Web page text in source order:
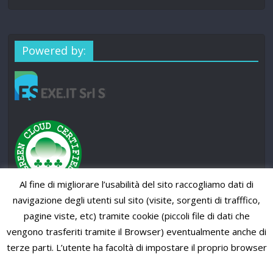
Powered by:
Al fine di migliorare l’usabilità del sito raccogliamo dati di
navigazione degli utenti sul sito (visite, sorgenti di trafffico,
pagine viste, etc) tramite cookie (piccoli file di dati che
vengono trasferiti tramite il Browser) eventualmente anche di
terze parti. L’utente ha facoltà di impostare il proprio browser